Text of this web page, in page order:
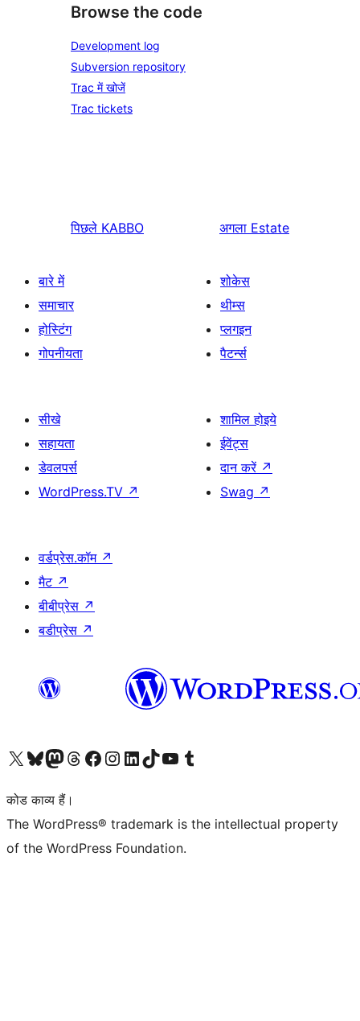
Browse the code
Development log
Subversion repository
Trac में खोजें
Trac tickets
पिछले KABBO अगला Estate
बारे में
समाचार
होस्टिंग
गोपनीयता
शोकेस
थीम्स
प्लगइन
पैटर्न्स
सीखे
सहायता
डेवलपर्स
WordPress.TV ↗
शामिल होइये
ईवेंट्स
दान करें ↗
Swag ↗
वर्डप्रेस.कॉम ↗
मैट ↗
बीबीप्रेस ↗
बडीप्रेस ↗
Visit our X (formerly Twitter) account
हमारे बलुस्की खाते पर जाएँVisit our Mastodon account
हमारे थ्रेड्स अकाउंट पर जाएंहमारे फेसबुक पेज पर जाएँहमारे इंस्टाग्राम अकाउंट पर जाएंहमारे लिंक्डइन खाते पर जाएँहमारे टिकटॉक खाते पर जाएँहमारे यूट्यूब चैनल पर जाएंहमारे Tumblr खाते पर जाएँ
कोड काव्य हैं।
The WordPress® trademark is the intellectual property
of the WordPress Foundation.